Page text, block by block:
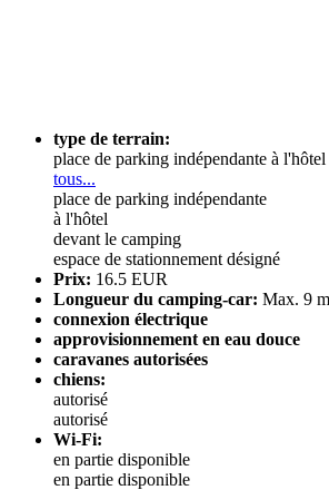
type de terrain:
place de parking indépendante à l'hôtel
tous...
place de parking indépendante
à l'hôtel
devant le camping
espace de stationnement désigné
Prix: 16.5 EUR
Longueur du camping-car: Max. 9
connexion électrique
approvisionnement en eau douce
caravanes autorisées
chiens:
autorisé
autorisé
Wi-Fi:
en partie disponible
en partie disponible